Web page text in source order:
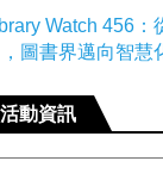
Watch 456：
圖書界邁向智慧
活動資訊